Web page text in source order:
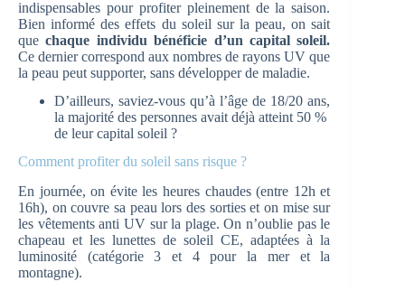
indispensables pour profiter pleinement de la saison.
Bien informé des effets du soleil sur la peau, on sait
quechaque individu bénéficie d’un capital soleil.
Ce dernier correspond aux nombres de rayons UV que
la peau peut supporter, sans développer de maladie.
D’ailleurs, saviez-vous qu’à l’âge de 18/20 ans,
la majorité des personnes avait déjà atteint 50 %
de leur capital soleil ?
Comment profiter du soleil sans risque ?
En journée, on évite les heures chaudes (entre 12h et
16h), on couvre sa peau lors des sorties et on mise sur
les vêtements anti UV sur la plage. On n’oublie pas le
chapeau et les lunettes de soleil CE, adaptées à la
luminosité (catégorie 3 et 4 pour la mer et la
montagne).